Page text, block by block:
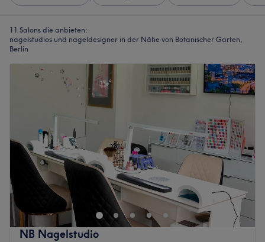
11 Salons die anbieten:
nagelstudios und nageldesigner in der Nähe von Botanischer Garten,
Berlin
NB Nagelstudio